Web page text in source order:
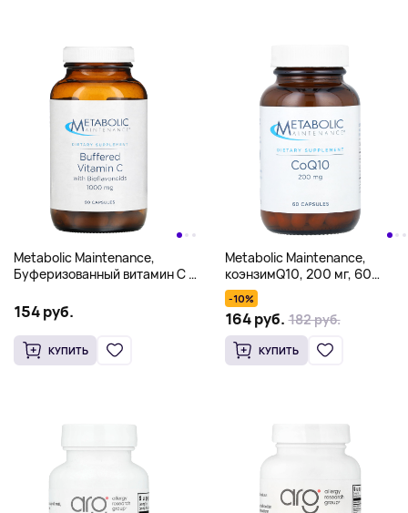
Metabolic Maintenance,
Буферизованный витамин C с
90 капсул
154 руб.
КУПИТЬ
Metabolic Maintenance,
коэнзимQ10, 200 мг, 60
капсул
-10%
164 руб. 182 руб.
КУПИТЬ